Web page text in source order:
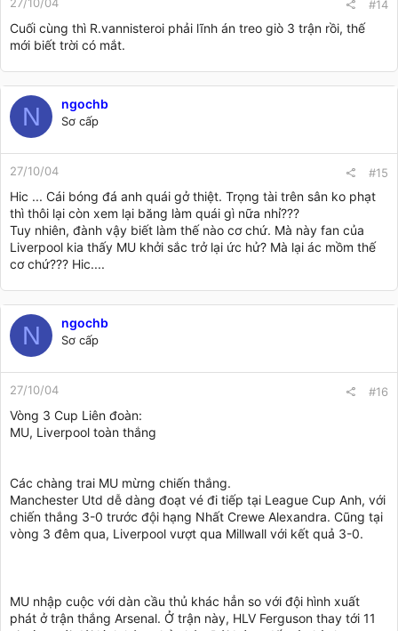
#14
Cuối cùng thì R.vannisteroi phải lĩnh án treo giò 3 trận rồi, thế
mới biết trời có mắt.
N ngochb
Sơ cấp
27/10/04 #15
Hic ... Cái bóng đá anh quái gở thiệt. Trọng tài trên sân ko phạt
thì thôi lại còn xem lại băng làm quái gì nữa nhỉ???
Tuy nhiên, đành vậy biết làm thế nào cơ chứ. Mà này fan của
Liverpool kia thấy MU khởi sắc trở lại ức hử? Mà lại ác mồm thế
cơ chứ??? Hic....
N ngochb
Sơ cấp
27/10/04 #16
Vòng 3 Cup Liên đoàn:
MU, Liverpool toàn thắng
Các chàng trai MU mừng chiến thắng.
Manchester Utd dễ dàng đoạt vé đi tiếp tại League Cup Anh, với
chiến thắng 3-0 trước đội hạng Nhất Crewe Alexandra. Cũng tại
vòng 3 đêm qua, Liverpool vượt qua Millwall với kết quả 3-0.
MU nhập cuộc với dàn cầu thủ khác hẳn so với đội hình xuất
phát ở trận thắng Arsenal. Ở trận này, HLV Ferguson thay tới 11